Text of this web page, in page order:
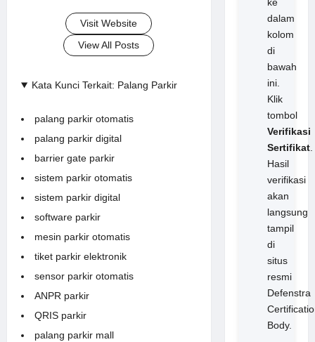
Visit Website
View All Posts
Kata Kunci Terkait: Palang Parkir
palang parkir otomatis
palang parkir digital
barrier gate parkir
sistem parkir otomatis
sistem parkir digital
software parkir
mesin parkir otomatis
tiket parkir elektronik
sensor parkir otomatis
ANPR parkir
QRIS parkir
palang parkir mall
dalam
kolom
di
bawah
ini.
Klik
tombol
Verifikasi
Sertifikat.
Hasil
verifikasi
akan
langsung
tampil
di
situs
resmi
Defenstra
Body.